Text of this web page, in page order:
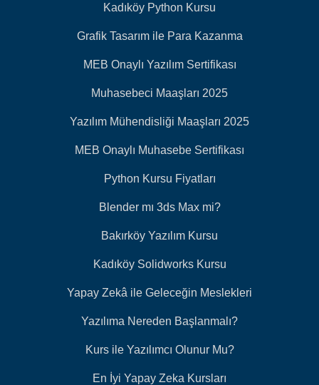
Kadıköy Python Kursu
Grafik Tasarım ile Para Kazanma
MEB Onaylı Yazılım Sertifikası
Muhasebeci Maaşları 2025
Yazılım Mühendisliği Maaşları 2025
MEB Onaylı Muhasebe Sertifikası
Python Kursu Fiyatları
Blender mı 3ds Max mi?
Bakırköy Yazılım Kursu
Kadıköy Solidworks Kursu
Yapay Zekâ ile Geleceğin Meslekleri
Yazılıma Nereden Başlanmalı?
Kurs ile Yazılımcı Olunur Mu?
En İyi Yapay Zeka Kursları